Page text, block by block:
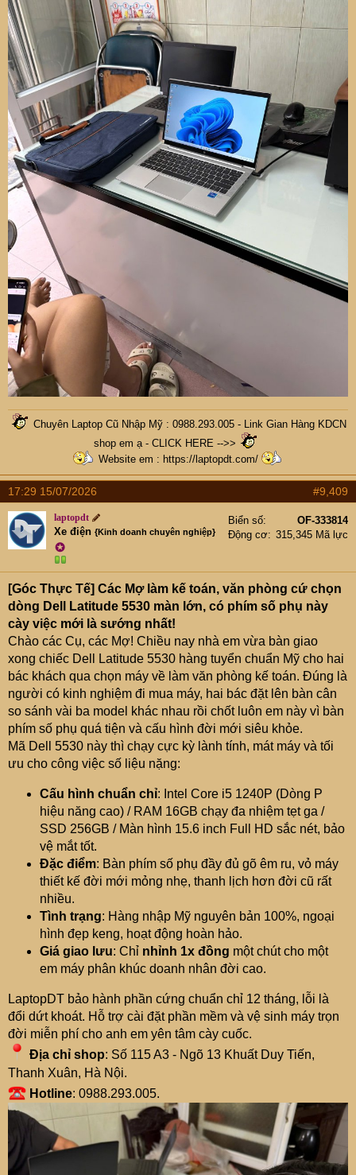
Chuyên Laptop Cũ Nhập Mỹ : 0988.293.005 - Link Gian Hàng KDCN
shop em ạ - CLICK HERE -->>
Website em : https://laptopdt.com/
17:29 15/07/2026 #9,409
laptopdt
Xe điện {Kinh doanh chuyên nghiệp}
✪
Biển số
OF-333814
Động cơ
315,345 Mã lực
[Góc Thực Tế] Các Mợ làm kế toán, văn phòng cứ chọn
dòng Dell Latitude 5530 màn lớn, có phím số phụ này
cày việc mới là sướng nhất!
Chào các Cụ, các Mợ! Chiều nay nhà em vừa bàn giao
xong chiếc Dell Latitude 5530 hàng tuyển chuẩn Mỹ cho hai
bác khách qua chọn máy về làm văn phòng kế toán. Đúng là
người có kinh nghiệm đi mua máy, hai bác đặt lên bàn cân
so sánh vài ba model khác nhau rồi chốt luôn em này vì bàn
phím số phụ quá tiện và cấu hình đời mới siêu khỏe.
Mã Dell 5530 này thì chạy cực kỳ lành tính, mát máy và tối
ưu cho công việc số liệu nặng:
Cấu hình chuẩn chỉ: Intel Core i5 1240P (Dòng P
hiệu năng cao) / RAM 16GB chạy đa nhiệm tẹt ga /
SSD 256GB / Màn hình 15.6 inch Full HD sắc nét, bảo
vệ mắt tốt.
Đặc điểm: Bàn phím số phụ đầy đủ gõ êm ru, vỏ máy
thiết kế đời mới mỏng nhẹ, thanh lịch hơn đời cũ rất
nhiều.
Tình trạng: Hàng nhập Mỹ nguyên bản 100%, ngoại
hình đẹp keng, hoạt động hoàn hảo.
Giá giao lưu: Chỉ nhỉnh 1x đồng một chút cho một
em máy phân khúc doanh nhân đời cao.
LaptopDT bảo hành phần cứng chuẩn chỉ 12 tháng, lỗi là
đổi dứt khoát. Hỗ trợ cài đặt phần mềm và vệ sinh máy trọn
đời miễn phí cho anh em yên tâm cày cuốc.
Địa chỉ shop: Số 115 A3 - Ngõ 13 Khuất Duy Tiến,
Thanh Xuân, Hà Nội.
Hotline: 0988.293.005.